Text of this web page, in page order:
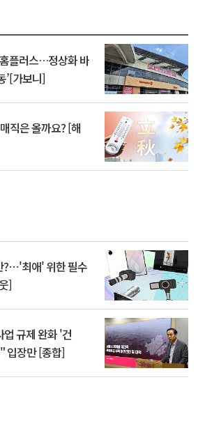
플러스…정상화 바
’[가보니]
직은 올까요? [해
?⋯'최애' 위한 필수
]
규제 완화 '건
입장만 [종합]